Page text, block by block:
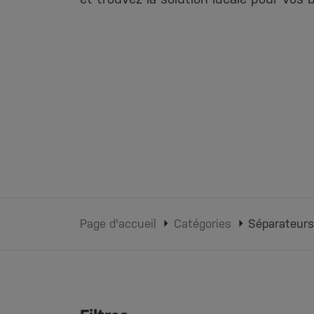
Page d'accueil Catégories Séparateurs